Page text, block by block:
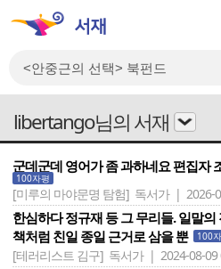
libertango님의 서재
군데군데 영어가 좀 과하네요 편집자
100자평
[미루의 마야문명 탐험] 독서가 | 2026-
한심하다 정규재 등 그 무리들. 일말
책처럼 친일 종일 근거로 삼을 뿐
100
[테러리스트 김구] 독서가 | 2024-08-09